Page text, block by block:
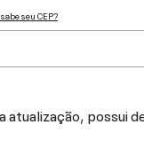
seu CEP?
atualização, possui